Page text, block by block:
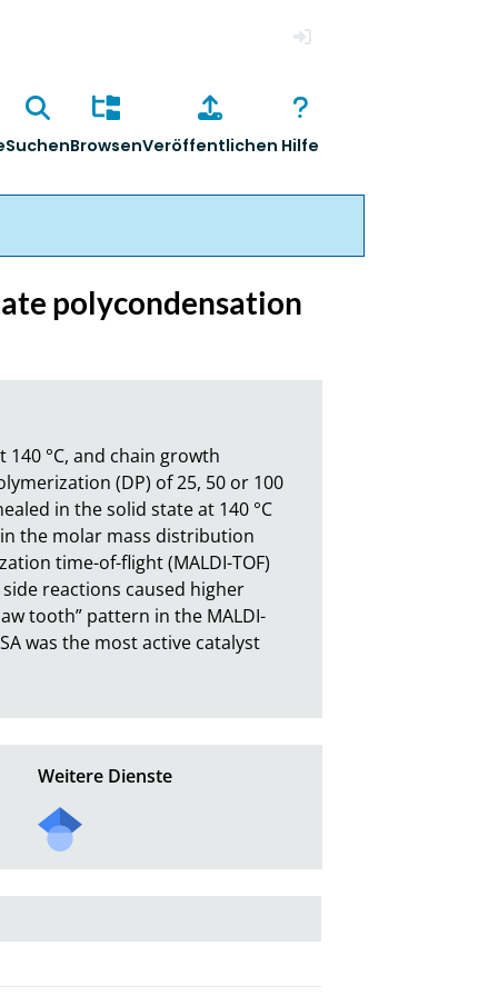
SuchenBrowsenVeröffentlichen Hilfe
polycondensation
140 °C, and chain growth
(DP) of 25, 50 or 100
in the solid state at 140 °C
in the molar mass distribution
time-of-flight (MALDI-TOF)
reactions caused higher
tooth” pattern in the MALDI-
was the most active catalyst
Weitere Dienste